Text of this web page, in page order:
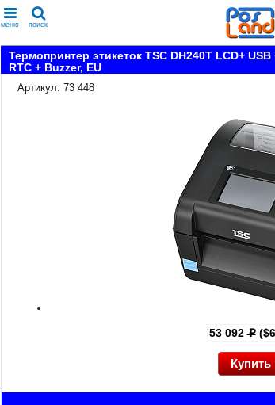
меню поиск
Термопринтер этикеток TSC DH240T LCD+
RTC + Buzzer, EU
Артикул: 73 448
53 092p